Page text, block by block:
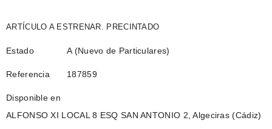
ARTÍCULO A ESTRENAR. PRECINTADO
Estado A (Nuevo de Particulares)
Referencia 187859
Disponible en
ALFONSO XI LOCAL 8 ESQ SAN ANTONIO 2, Algeciras (Cádiz)